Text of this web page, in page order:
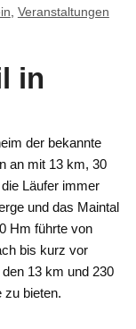
Veranstaltungen
in
der bekannte
an mit 13 km, 30
Läufer immer
und das Maintal
Hm führte von
bis kurz vor
13 km und 230
zu bieten.